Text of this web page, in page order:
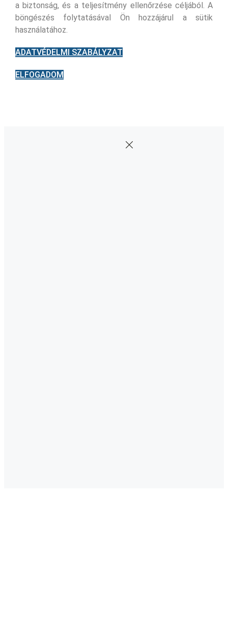
a biztonság, és a teljesítmény ellenőrzése céljából. A
böngészés folytatásával Ön hozzájárul a sütik
használatához.
ADATVÉDELMI SZABÁLYZAT
ELFOGADOM